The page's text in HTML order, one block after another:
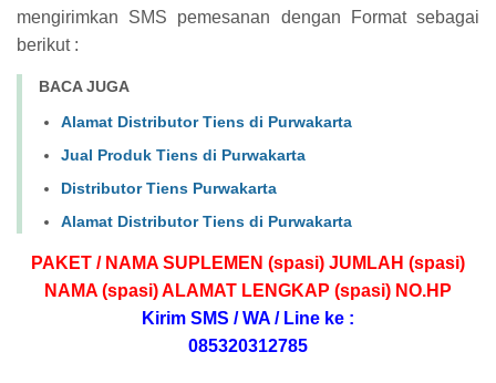
mengirimkan SMS pemesanan dengan Format sebagai
berikut :
BACA JUGA
Alamat Distributor Tiens di Purwakarta
Jual Produk Tiens di Purwakarta
Distributor Tiens Purwakarta
Alamat Distributor Tiens di Purwakarta
PAKET / NAMA SUPLEMEN (spasi) JUMLAH (spasi)
NAMA (spasi) ALAMAT LENGKAP (spasi) NO.HP
Kirim SMS / WA / Line ke :
085320312785